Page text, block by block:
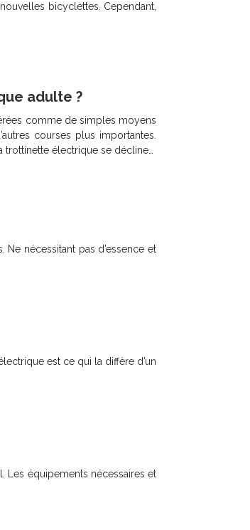
bicyclettes. Cependant,
adulte ?
comme de simples moyens
courses plus importantes.
électrique se décline…
nécessitant pas d’essence et
est ce qui la diffère d’un
Les équipements nécessaires et